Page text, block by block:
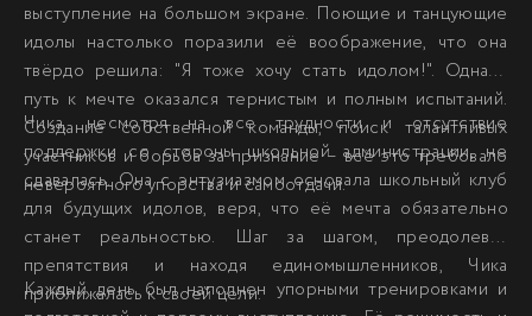
выступление на большом экране. Поющие и танцующие
идолы настолько поразили её воображение, что она
твёрдо решила: "Я тоже хочу стать идолом!". Однако
путь к мечте оказался тернистым и полным испытаний.
Создание собственной команды, поиск талантливых
участников и борьба за признание – всё это требовало
невероятного упорства и самоотдачи.
Чика, несмотря на все трудности и отсутствие
поддержки со стороны школьной администрации, не
сдавалась. Она с энтузиазмом основала школьный клуб
для будущих идолов, веря, что её мечта обязательно
станет реальностью. Шаг за шагом, преодолевая
препятствия и находя единомышленников, Чика
приближалась к своей цели.
Каждый день был наполнен упорными тренировками и